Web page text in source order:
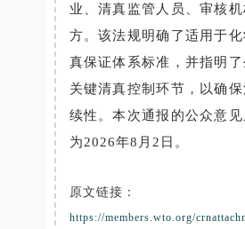
业、清真监管人员、审核
方。该法规明确了适用于
真保证体系标准，并指明
关键清真控制环节，以确
续性。本次通报的公众意
为2026年8月2日。
原文链接：
https://members.wto.org/